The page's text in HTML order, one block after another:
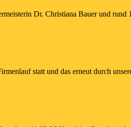
Dr. Christiana Bauer und rund
statt und das erneut durch